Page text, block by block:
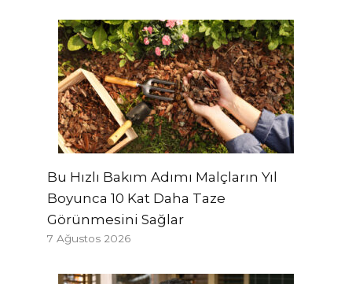
Bu Hızlı Bakım Adımı Malçların Yıl
Boyunca 10 Kat Daha Taze
Görünmesini Sağlar
7 Ağustos 2026